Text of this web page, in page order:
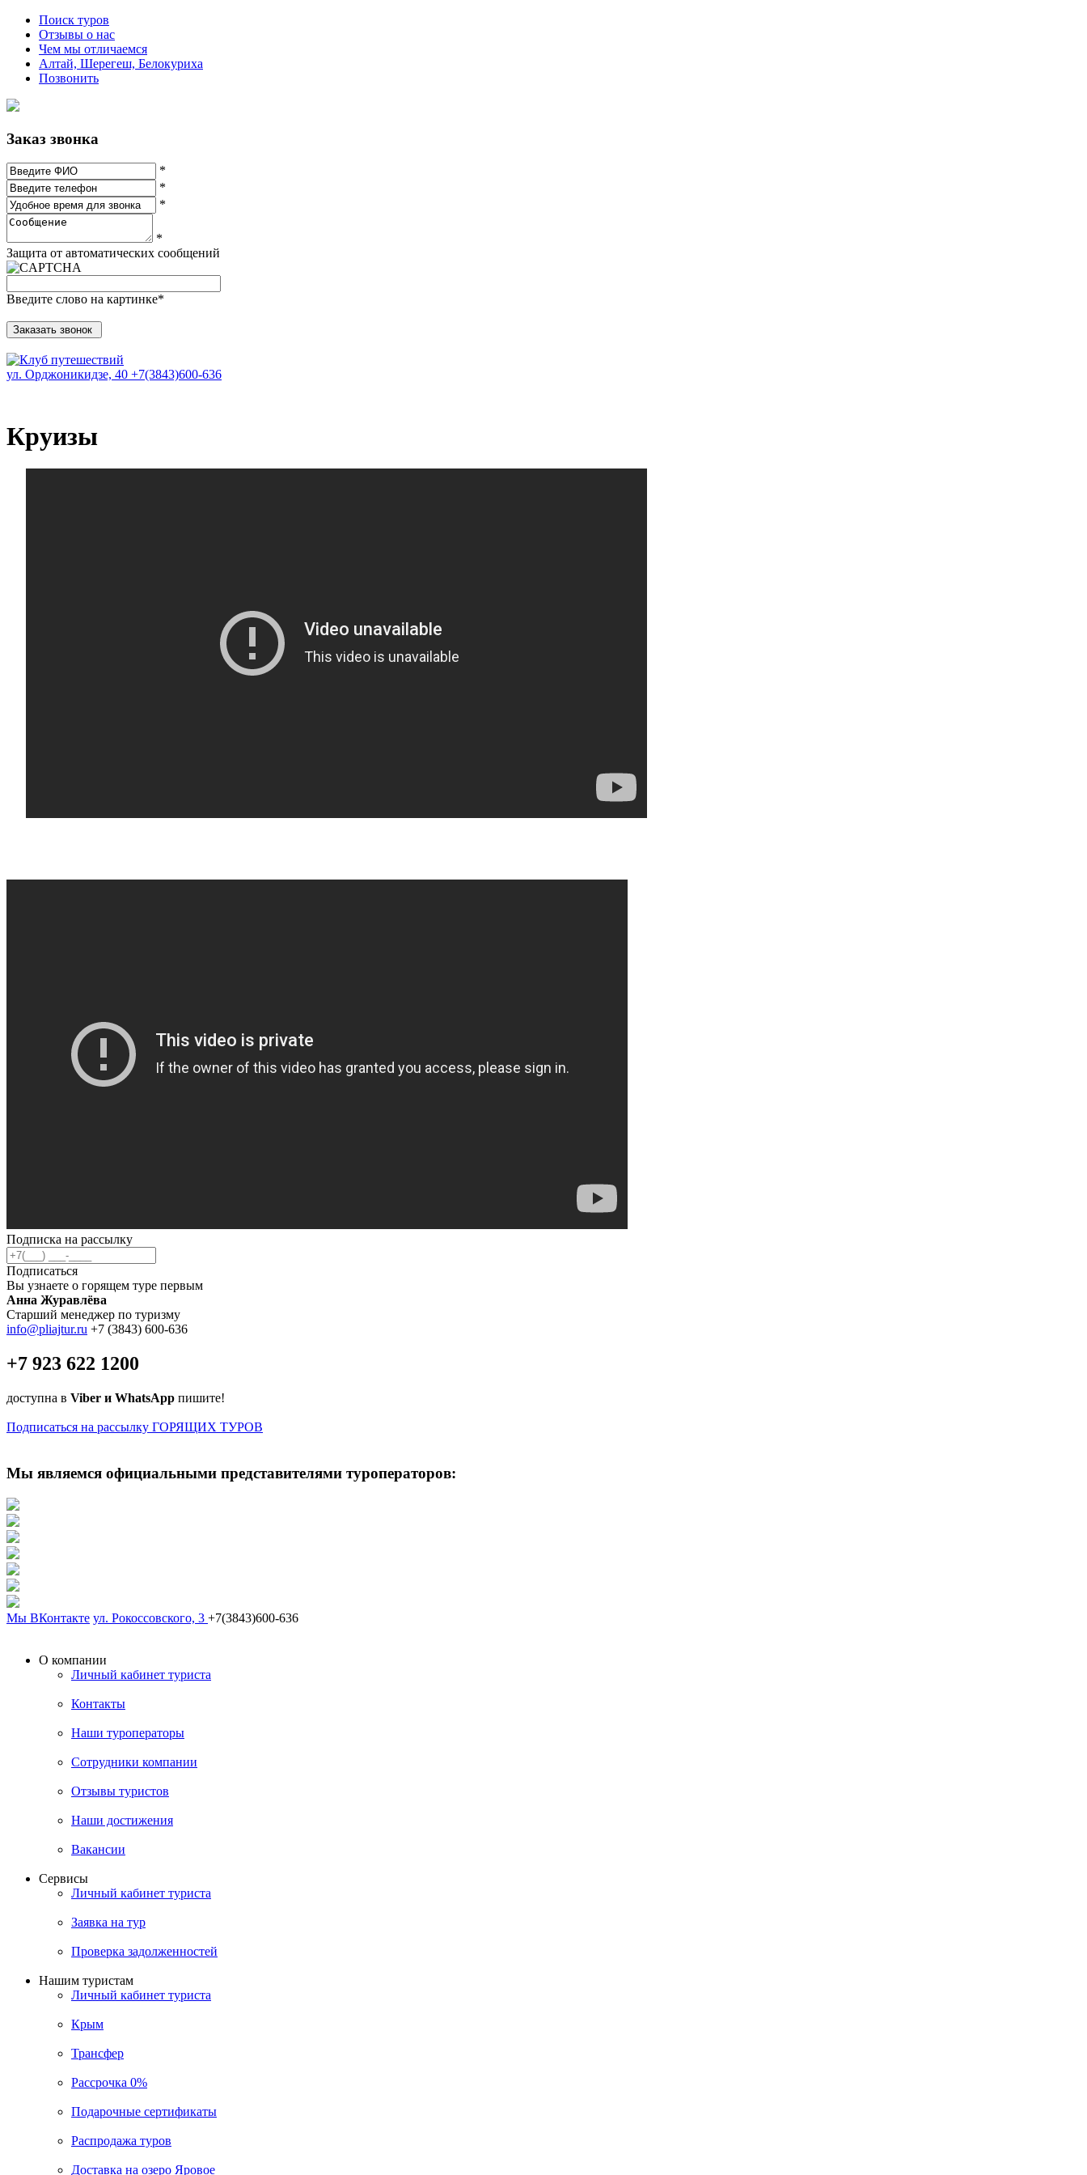
Поиск туров
Отзывы о нас
Чем мы отличаемся
Алтай, Шерегеш, Белокуриха
Позвонить
Заказ звонка
*
*
*
*
Защита от автоматических сообщений
Введите слово на картинке*
ул. Орджоникидзе, 40 +7(3843)600-636
Круизы
Подписка на рассылку
Подписаться
Вы узнаете о горящем туре первым
Анна Журавлёва
Старший менеджер по туризму
info@pliajtur.ru +7 (3843) 600-636
+7 923 622 1200
доступна в Viber и WhatsApp пишите!
Подписаться на рассылку ГОРЯЩИХ ТУРОВ
Мы являемся официальными представителями туроператоров:
Мы ВКонтакте ул. Рокоссовского, 3 +7(3843)600-636
О компании
Личный кабинет туриста
Контакты
Наши туроператоры
Сотрудники компании
Отзывы туристов
Наши достижения
Вакансии
Сервисы
Личный кабинет туриста
Заявка на тур
Проверка задолженностей
Нашим туристам
Личный кабинет туриста
Крым
Трансфер
Рассрочка 0%
Подарочные сертификаты
Распродажа туров
Доставка на озеро Яровое